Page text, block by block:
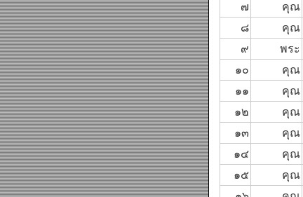
๗
คุณ
๘
คุณ
๙
พระ
๑๐
คุณ
๑๑
คุณ
๑๒
คุณ
๑๓
คุณ
๑๔
คุณ
๑๕
คุณ